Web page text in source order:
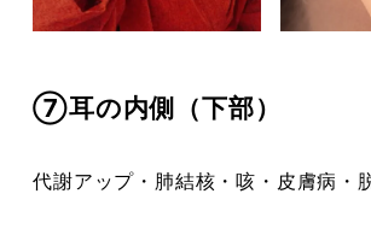
⑦耳の内側（下部）
代謝アップ・肺結核・咳・皮膚病・